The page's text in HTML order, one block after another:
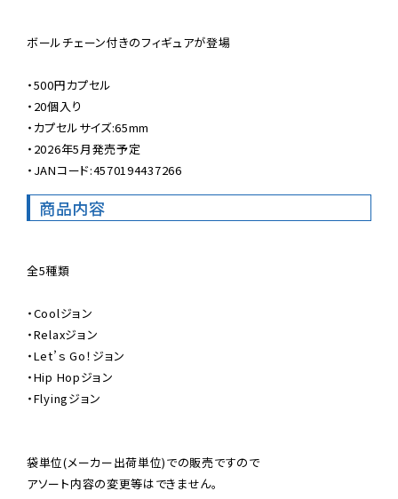
ボールチェーン付きのフィギュアが登場
・500円カプセル
・20個入り
・カプセルサイズ:65mm
・2026年5月発売予定
・JANコード:4570194437266
商品内容
全5種類
・Coolジョン
・Relaxジョン
・Let’ｓ Go！ジョン
・Hip Hopジョン
・Flyingジョン
袋単位(メーカー出荷単位)での販売ですので
アソート内容の変更等はできません。